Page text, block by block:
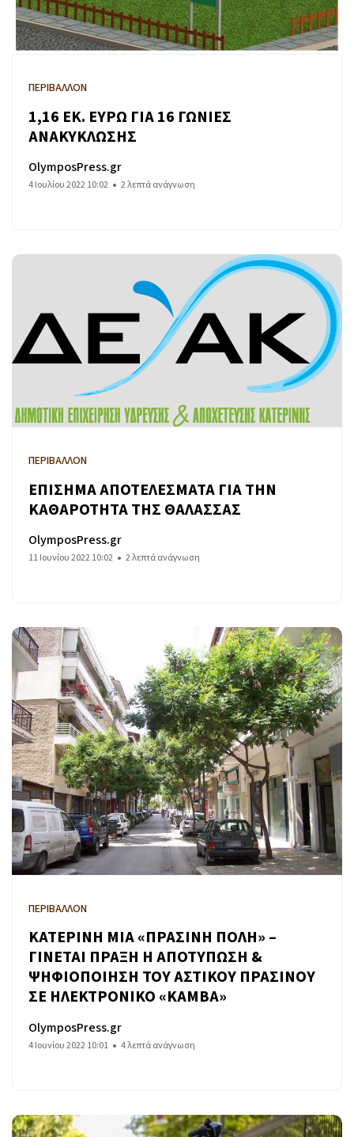
ΠΕΡΙΒΑΛΛΟΝ
1,16 ΕΚ. ΕΥΡΩ ΓΙΑ 16 ΓΩΝΙΕΣ
ΑΝΑΚΥΚΛΩΣΗΣ
OlymposPress.gr
4 Ιουλίου 2022 10:02 2 λεπτά ανάγνωση
ΠΕΡΙΒΑΛΛΟΝ
ΕΠΙΣΗΜΑ ΑΠΟΤΕΛΕΣΜΑΤΑ ΓΙΑ ΤΗΝ
ΚΑΘΑΡΟΤΗΤΑ ΤΗΣ ΘΑΛΑΣΣΑΣ
OlymposPress.gr
11 Ιουνίου 2022 10:02 2 λεπτά ανάγνωση
ΠΕΡΙΒΑΛΛΟΝ
ΚΑΤΕΡΙΝΗ ΜΙΑ «ΠΡΑΣΙΝΗ ΠΟΛΗ» –
ΓΙΝΕΤΑΙ ΠΡΑΞΗ Η ΑΠΟΤΥΠΩΣΗ &
ΨΗΦΙΟΠΟΙΗΣΗ ΤΟΥ ΑΣΤΙΚΟΥ ΠΡΑΣΙΝΟΥ
ΣΕ ΗΛΕΚΤΡΟΝΙΚΟ «ΚΑΜΒΑ»
OlymposPress.gr
4 Ιουνίου 2022 10:01 4 λεπτά ανάγνωση